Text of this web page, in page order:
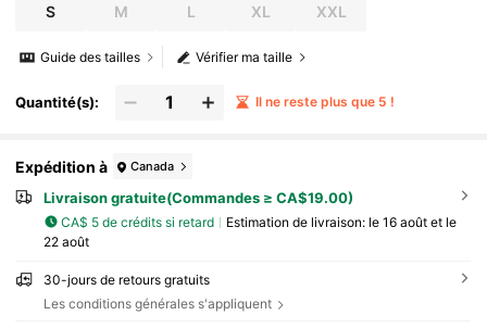
S M L XL XXL
Vérifier ma taille
Guide des tailles
Quantité(s): Il ne reste plus que 5 !
Expédition à Canada
Livraison gratuite(Commandes ≥ CA$19.00)
CA$ 5 de crédits si retard Estimation de livraison: le 16 août et le
22 août
30-jours de retours gratuits
Les conditions générales s'appliquent